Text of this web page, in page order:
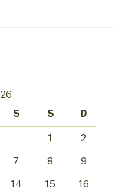
S S D
1 2
7 8 9
14 15 16